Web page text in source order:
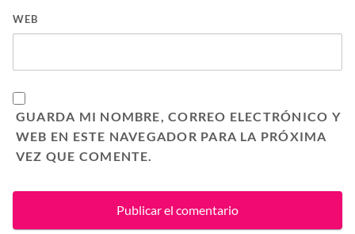
WEB
GUARDA MI NOMBRE, CORREO ELECTRÓNICO Y
WEB EN ESTE NAVEGADOR PARA LA PRÓXIMA
VEZ QUE COMENTE.